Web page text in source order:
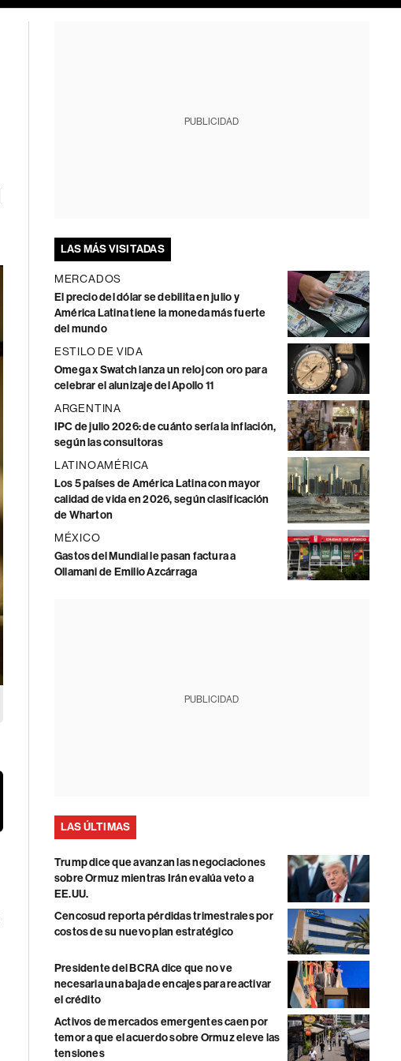
PUBLICIDAD
LAS MÁS VISITADAS
MERCADOS
El precio del dólar se debilita en julio y
América Latina tiene la moneda más fuerte
del mundo
ESTILO DE VIDA
Omega x Swatch lanza un reloj con oro para
celebrar el alunizaje del Apollo 11
ARGENTINA
IPC de julio 2026: de cuánto sería la inflación,
según las consultoras
LATINOAMÉRICA
Los 5 países de América Latina con mayor
calidad de vida en 2026, según clasificación
de Wharton
MÉXICO
Gastos del Mundial le pasan factura a
Ollamani de Emilio Azcárraga
PUBLICIDAD
LAS ÚLTIMAS
Trump dice que avanzan las negociaciones
sobre Ormuz mientras Irán evalúa veto a
EE.UU.
Cencosud reporta pérdidas trimestrales por
costos de su nuevo plan estratégico
Presidente del BCRA dice que no ve
necesaria una baja de encajes para reactivar
el crédito
Activos de mercados emergentes caen por
temor a que el acuerdo sobre Ormuz eleve las
tensiones